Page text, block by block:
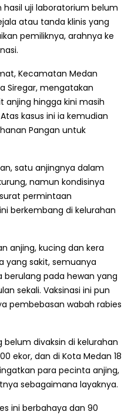
hasil uji laboratorium belum
atau tanda klinis yang
pemiliknya, arahnya ke
Kecamatan Medan
Siregar, mengatakan
anjing hingga kini masih
kasus ini ia kemudian
Pangan untuk
satu anjingnya dalam
namun kondisinya
permintaan
berkembang di kelurahan
anjing, kucing dan kera
yang sakit, semuanya
berulang pada hewan yang
sekali. Vaksinasi ini pun
pembebasan wabah rabies
belum divaksin di kelurahan
ekor, dan di Kota Medan 18
para pecinta anjing,
sebagaimana layaknya.
ini berbahaya dan 90